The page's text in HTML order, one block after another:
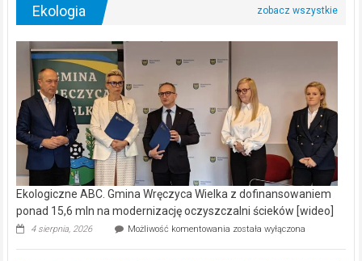
Ekologia
Ekologiczne ABC. Gmina Wręczyca Wielka z dofinansowaniem
ponad 15,6 mln na modernizację oczyszczalni ścieków [wideo]
4 sierpnia, 2026 Możliwość komentowania Ekologiczne
została wyłączona